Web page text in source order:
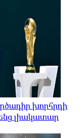
խորհրդի
լիակատար